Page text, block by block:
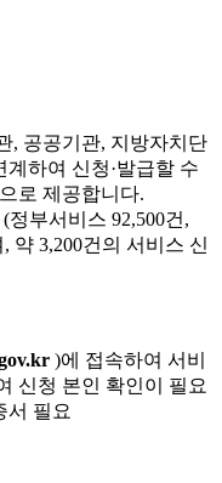
, 공공기관, 지방자치단
하여 신청·발급할 수
로 제공합니다.
정부서비스 92,500건,
약 3,200건의 서비스 신
)에 접속하여 서비
신청 본인 확인이 필요
서 필요